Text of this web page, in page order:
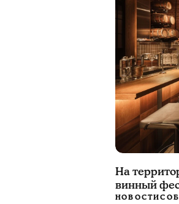
На
винный
НОВОСТИ